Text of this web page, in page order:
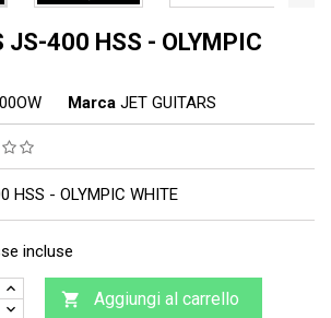
JS-400 HSS - OLYMPIC
Marca JET GUITARS
HSS - OLYMPIC WHITE
incluse
 Aggiungi al carrello